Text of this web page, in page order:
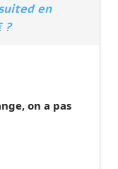
en
?
on a pas